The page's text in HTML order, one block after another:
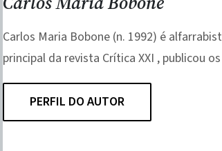
Carlos Maria Bobone (n. 1992) é
principal da revista Crítica XXI , publicou
PERFIL DO AUTOR